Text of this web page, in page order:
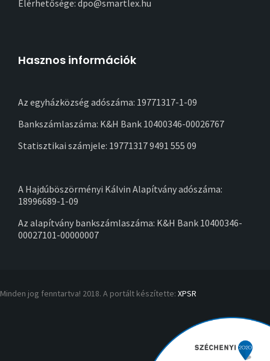
Elérhetősége: dpo@smartlex.hu
Hasznos információk
Az egyházközség adószáma: 19771317-1-09
Bankszámlaszáma: K&H Bank 10400346-00026767
Statisztikai számjele: 19771317 9491 555 09
A Hajdúböszörményi Kálvin Alapítvány adószáma:
18996689-1-09
Az alapítvány bankszámlaszáma: K&H Bank 10400346-
00027101-00000007
Minden jog fenntartva! 2018. A portált készítette: XPSR